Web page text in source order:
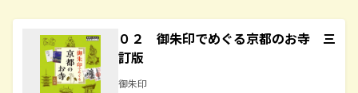
０２ 御朱印でめぐる京都のお寺 三
訂版
御朱印